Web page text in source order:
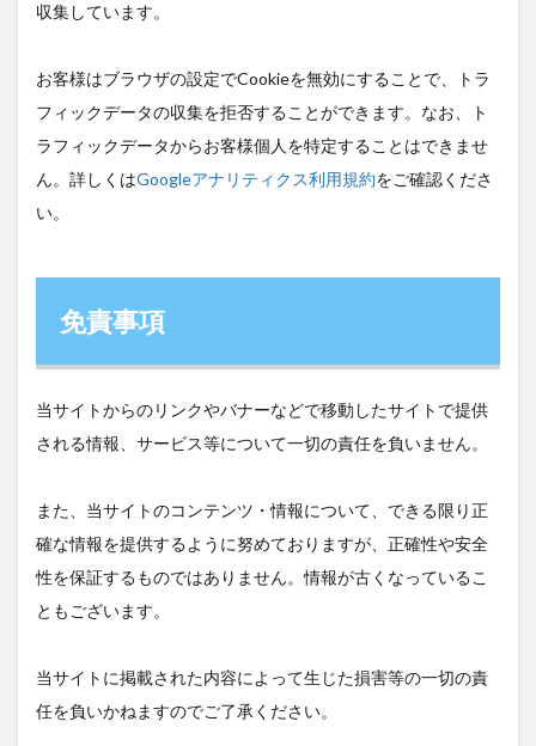
収集しています。
お客様はブラウザの設定でCookieを無効にすることで、トラ
フィックデータの収集を拒否することができます。なお、ト
ラフィックデータからお客様個人を特定することはできませ
ん。詳しくはGoogleアナリティクス利用規約をご確認くださ
い。
免責事項
当サイトからのリンクやバナーなどで移動したサイトで提供
される情報、サービス等について一切の責任を負いません。
また、当サイトのコンテンツ・情報について、できる限り正
確な情報を提供するように努めておりますが、正確性や安全
性を保証するものではありません。情報が古くなっているこ
ともございます。
当サイトに掲載された内容によって生じた損害等の一切の責
任を負いかねますのでご了承ください。